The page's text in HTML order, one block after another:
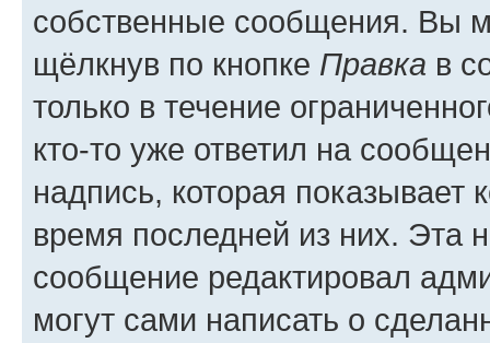
собственные сообщения. Вы
щёлкнув по кнопке Правка в
только в течение
кто-то уже ответил на
надпись, которая показывает
время последней из них. Эта
сообщение редактировал
могут сами написать о